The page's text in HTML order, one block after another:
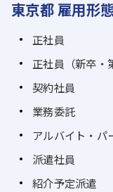
東京都 雇用形
正社員
正社員（新卒・
契約社員
業務委託
アルバイト・パ
派遣社員
紹介予定派遣